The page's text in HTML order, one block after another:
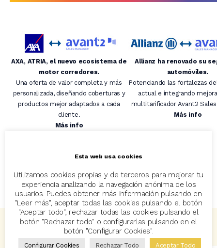
AXA, ATRIA, el nuevo ecosistema de
motor corredores.
Una oferta de valor completa y más
personalizada, diseñando coberturas y
productos mejor adaptados a cada
cliente.
Más info
Allianz ha renovado su
automóviles.
Potenciando las fortalezas
actual e integrando
multitarificador Avant2 Sales
Más info
Avant2 Sales Manager Codeoscopic Workspace
Tesis Broker Manager
Artículos relacionados
Esta web usa cookies
Utilizamos cookies propias y de terceros para mejorar tu
experiencia analizando la navegación anónima de los
usuarios. Puedes obtener más información pulsando en
"Leer más", aceptar todas las cookies pulsando el botón
"Aceptar todo", rechazar todas las cookies pulsando el
botón "Rechazar todo" o configurarlas pulsando en el
botón "Configurar Cookies".
Configurar Cookies Rechazar Todo Aceptar Todo